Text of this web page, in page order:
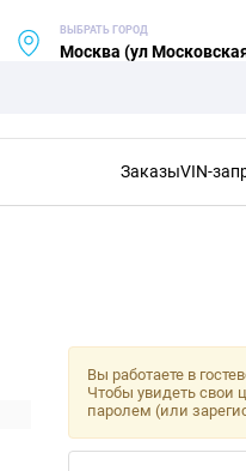
ВЫБРАТЬ ГОРОД
Москва (ул
ЗаказыVIN-
Вы работаете в
Чтобы увидеть свои
паролем (или